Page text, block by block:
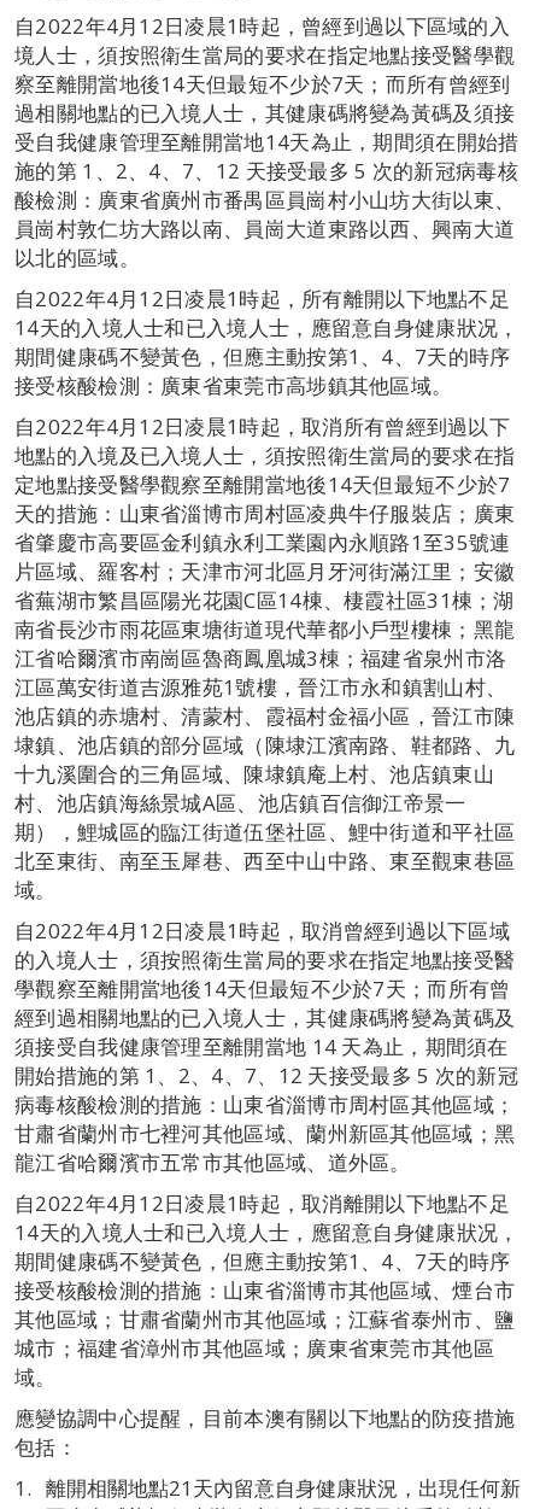
自2022年4月12日凌晨1時起，曾經到過以下區域的入
境人士，須按照衛生當局的要求在指定地點接受醫學觀
察至離開當地後14天但最短不少於7天；而所有曾經到
過相關地點的已入境人士，其健康碼將變為黃碼及須接
受自我健康管理至離開當地14天為止，期間須在開始措
施的第 1、2、4、7、12 天接受最多 5 次的新冠病毒核
酸檢測：廣東省廣州市番禺區員崗村小山坊大街以東、
員崗村敦仁坊大路以南、員崗大道東路以西、興南大道
以北的區域。
自2022年4月12日凌晨1時起，所有離開以下地點不足
14天的入境人士和已入境人士，應留意自身健康狀况，
期間健康碼不變黃色，但應主動按第1、4、7天的時序
接受核酸檢測：廣東省東莞市高埗鎮其他區域。
自2022年4月12日凌晨1時起，取消所有曾經到過以下
地點的入境及已入境人士，須按照衛生當局的要求在指
定地點接受醫學觀察至離開當地後14天但最短不少於7
天的措施：山東省淄博市周村區凌典牛仔服裝店；廣東
省肇慶市高要區金利鎮永利工業園內永順路1至35號連
片區域、羅客村；天津市河北區月牙河街滿江里；安徽
省蕪湖市繁昌區陽光花園C區14棟、棲霞社區31棟；湖
南省長沙市雨花區東塘街道現代華都小戶型樓棟；黑龍
江省哈爾濱市南崗區魯商鳳凰城3棟；福建省泉州市洛
江區萬安街道吉源雅苑1號樓，晉江市永和鎮割山村、
池店鎮的赤塘村、清蒙村、霞福村金福小區，晉江市陳
埭鎮、池店鎮的部分區域（陳埭江濱南路、鞋都路、九
十九溪圍合的三角區域、陳埭鎮庵上村、池店鎮東山
村、池店鎮海絲景城A區、池店鎮百信御江帝景一
期），鯉城區的臨江街道伍堡社區、鯉中街道和平社區
北至東街、南至玉犀巷、西至中山中路、東至觀東巷區
域。
自2022年4月12日凌晨1時起，取消曾經到過以下區域
的入境人士，須按照衛生當局的要求在指定地點接受醫
學觀察至離開當地後14天但最短不少於7天；而所有曾
經到過相關地點的已入境人士，其健康碼將變為黃碼及
須接受自我健康管理至離開當地 14 天為止，期間須在
開始措施的第 1、2、4、7、12 天接受最多 5 次的新冠
病毒核酸檢測的措施：山東省淄博市周村區其他區域；
甘肅省蘭州市七裡河其他區域、蘭州新區其他區域；黑
龍江省哈爾濱市五常市其他區域、道外區。
自2022年4月12日凌晨1時起，取消離開以下地點不足
14天的入境人士和已入境人士，應留意自身健康狀况，
期間健康碼不變黃色，但應主動按第1、4、7天的時序
接受核酸檢測的措施：山東省淄博市其他區域、煙台市
其他區域；甘肅省蘭州市其他區域；江蘇省泰州市、鹽
城市；福建省漳州市其他區域；廣東省東莞市其他區
域。
應變協調中心提醒，目前本澳有關以下地點的防疫措施
包括：
離開相關地點21天內留意自身健康狀況，出現任何新